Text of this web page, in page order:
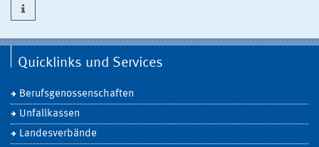
Quicklinks und Services
Berufsgenossenschaften
Unfallkassen
Landesverbände